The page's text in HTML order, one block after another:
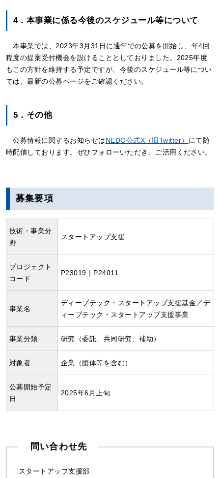
4．本事業に係る今後のスケジュール等について
本事業では、2023年3月31日に通年での公募を開始し、年4回
程度の提案受付機会を設けることとしておりました。2025年度
もこの方針を維持する予定ですが、今後のスケジュール等につい
ては、最新の公募ページをご確認ください。
5．その他
公募情報に関するお知らせはNEDO公式X（旧Twitter） にて随
時配信しております。ぜひフォローいただき、ご活用ください。
募集要項
技術・事業分
野
スタートアップ支援
プロジェクト
コード
P23019｜P24011
事業名
ディープテック・スタートアップ支援基金／デ
ィープテック・スタートアップ支援事業
事業分類 研究（委託、共同研究、補助）
対象者 企業（団体等を含む）
公募開始予定
日
2025年6月上旬
問い合わせ先
スタートアップ支援部